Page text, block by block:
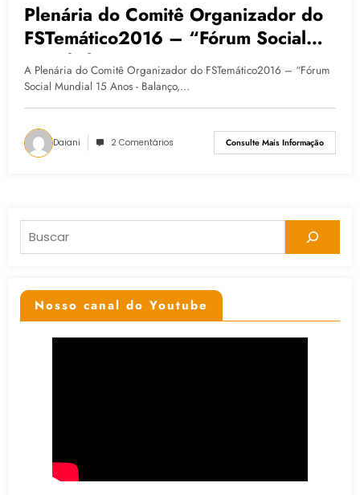
Plenária do Comitê Organizador do
FSTemático2016 – “Fórum Social
Mundial 15 Anos”
A Plenária do Comitê Organizador do FSTemático2016 – “Fórum
Social Mundial 15 Anos - Balanço,…
Daiani 2 Comentários Consulte Mais Informação
Pesquisar
Nosso canal do Youtube